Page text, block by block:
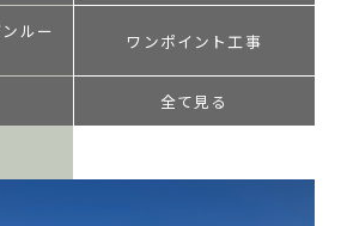
ルー
ワンポイント工事
全て見る